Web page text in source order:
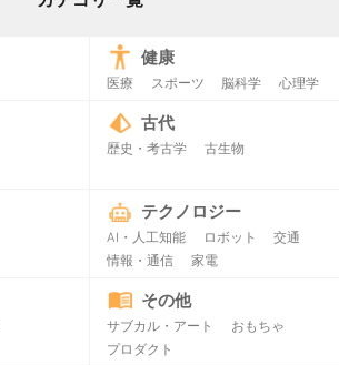
健康
医療 スポーツ 脳科学 心理学
古代
歴史・考古学 古生物
テクノロジー
AI・人工知能 ロボット
交通
情報・通信
家電
その他
サブカル・アート
おもちゃ
プロダクト